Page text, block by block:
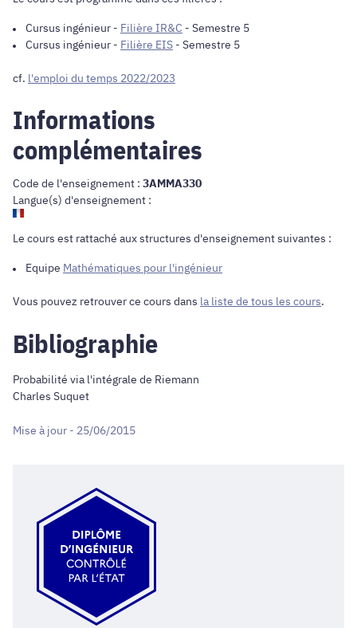
Cursus ingénieur - Filière IR&C - Semestre 5
Cursus ingénieur - Filière EIS - Semestre 5
cf. l'emploi du temps 2022/2023
Informations
complémentaires
Code de l'enseignement : 3AMMA330
Langue(s) d'enseignement :
Le cours est rattaché aux structures d'enseignement suivantes :
Equipe Mathématiques pour l'ingénieur
Vous pouvez retrouver ce cours dans la liste de tous les cours.
Bibliographie
Probabilité via l'intégrale de Riemann
Charles Suquet
Mise à jour - 25/06/2015